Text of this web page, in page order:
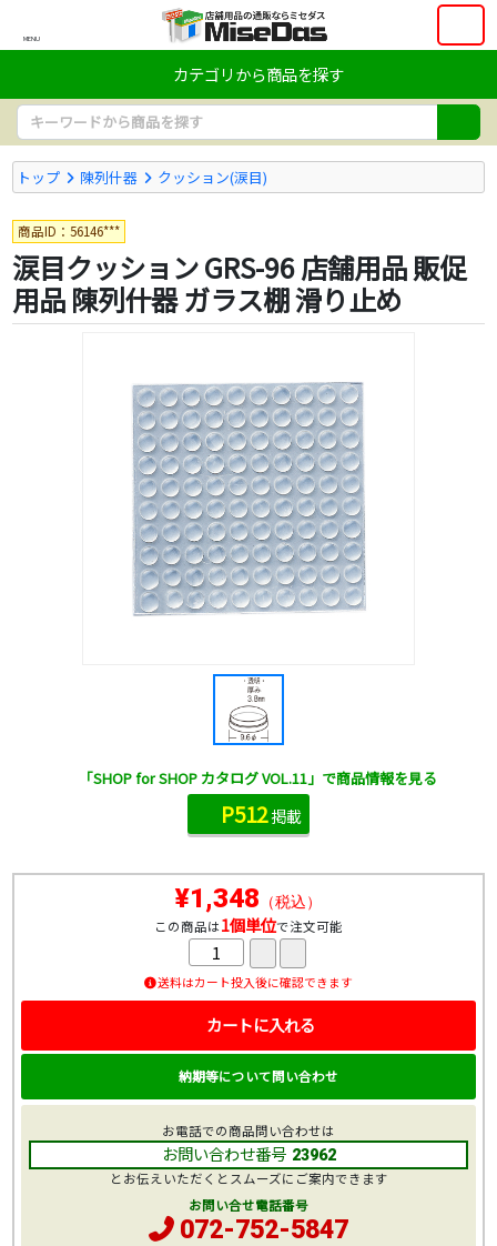
MENU
カテゴリから商品を探す
トップ 陳列什器 クッション(涙目)
商品ID：56146***
涙目クッション GRS-96 店舗用品 販促
用品 陳列什器 ガラス棚 滑り止め
¥1,348 （税込）
この商品は1個単位で注文可能
送料はカート投入後に確認できます
カートに入れる
納期等について問い合わせ
お電話での商品問い合わせは
お問い合わせ番号 23962
とお伝えいただくとスムーズにご案内できます
お問い合せ電話番号
072-752-5847
「SHOP for SHOP カタログ VOL.11」で商品情報を見る
P512掲載